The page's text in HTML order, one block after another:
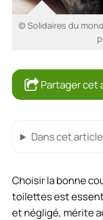
© Solidaires du
Partager cet
Dans cet article
Choisir la bonne
toilettes est
et négligé, mérite